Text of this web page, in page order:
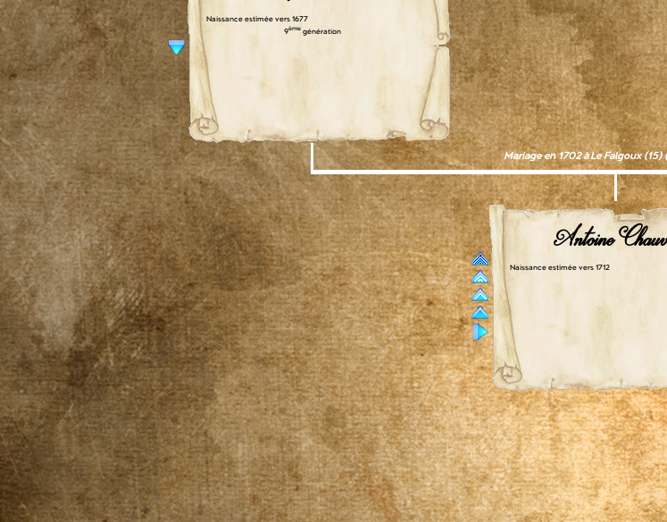
Naissance estimée vers 1677
9ème génération
Mariage en 1702 à Le Falgoux (15)
Antoine
Naissance estimée vers 1712